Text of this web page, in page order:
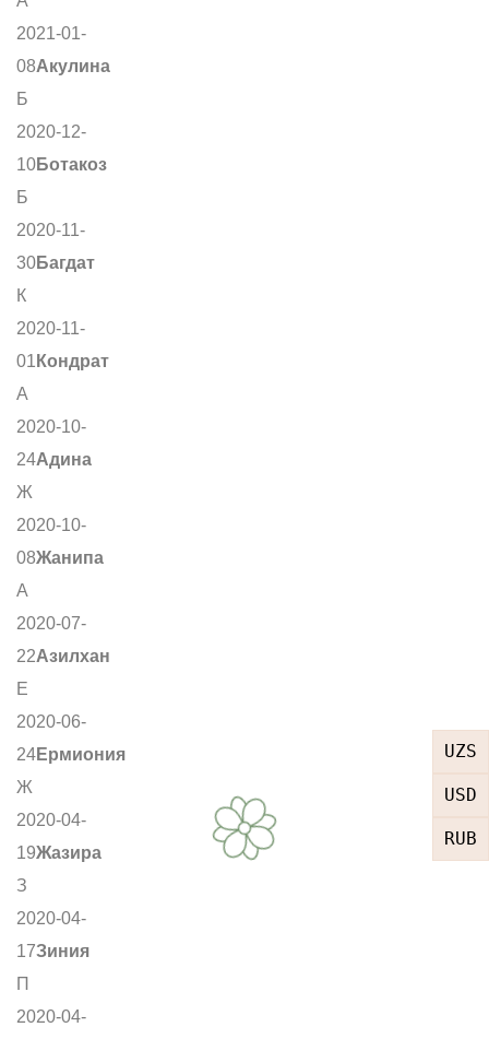
UZS
USD
RUB
2021-01-
08Акулина
Б
2020-12-
10Ботакоз
Б
2020-11-
30Багдат
К
2020-11-
01 Кондрат
А
2020-10-
24Адина
Ж
2020-10-
08Жанипа
А
2020-07-
22Азилхан
Е
2020-06-
24Ермиония
Ж
2020-04-
19Жазира
З
2020-04-
17Зиния
П
2020-04-